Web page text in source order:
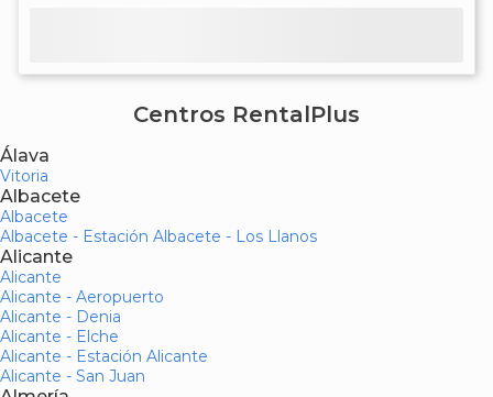
Centros RentalPlus
Álava
Vitoria
Albacete
Albacete
Albacete - Estación Albacete - Los Llanos
Alicante
Alicante
Alicante - Aeropuerto
Alicante - Denia
Alicante - Elche
Alicante - Estación Alicante
Alicante - San Juan